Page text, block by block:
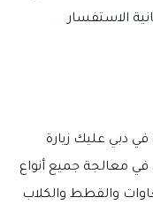
الاستفسار
في دبي عليك زيارة
في معالجة جميع أنواع
والقطط والكلاب